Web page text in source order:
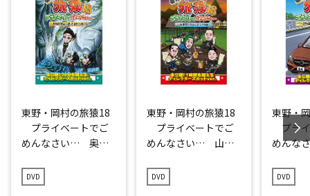
東野・岡村の旅猿18
プライベートでご
めんなさい… 奥多
ぼうの旅 プレミア
ム完全版
DVD
東野・岡村の旅猿18
プライベートでご
めんなさい… 山梨
旅 プレミアム完全
版
DVD
東野・
プラ
めんな
大分県
ク編 プ
DVD